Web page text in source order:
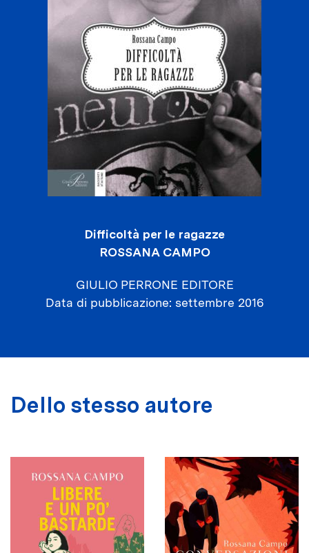
Difficoltà per le ragazze
ROSSANA CAMPO
GIULIO PERRONE EDITORE
Data di pubblicazione settembre 2016
Dello stesso autore